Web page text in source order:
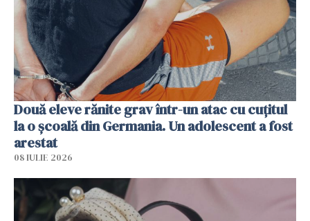
Două eleve rănite grav într-un atac cu cuțitul
la o școală din Germania. Un adolescent a fost
arestat
08 IULIE 2026